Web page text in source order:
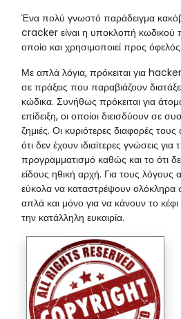
Ένα πολύ γνωστό παράδειγμα
cracker είναι η υποκλοπή κωδικού
οποίο και χρησιμοποιεί προς
Με απλά λόγια, πρόκειται για
σε πράξεις που παραβιάζουν
κώδικα. Συνήθως πρόκειται για
επίδειξη, οι οποίοι διεισδύουν σε
ζημιές. Οι κυριότερες διαφορές
ότι δεν έχουν ιδιαίτερες γνώσεις
προγραμματισμό καθώς και το ότι
είδους ηθική αρχή. Για τους
εύκολα να καταστρέψουν
απλά και μόνο για να κάνουν το
την κατάλληλη ευκαιρία.